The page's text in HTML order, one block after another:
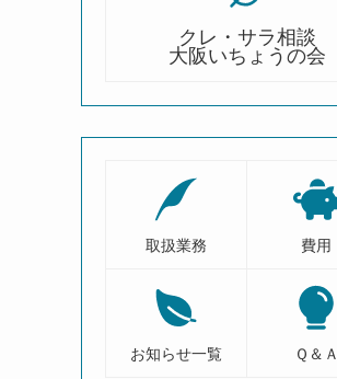
クレ・サラ相談
大阪いちょうの会
取扱業務 費用
お知らせ一覧 Ｑ＆Ａ